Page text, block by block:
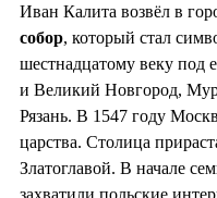
Иван Калита возвёл в
собор, который стал
шестнадцатому веку под
и Великий Новгород,
Рязань. В 1547 году
царства. Столица
Златоглавой. В начале
захватили польские